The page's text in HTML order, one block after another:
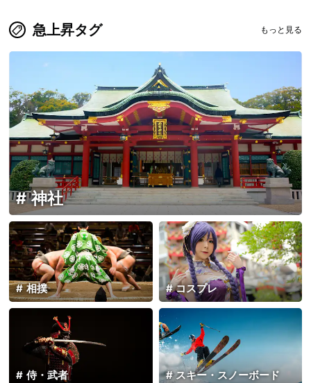
急上昇タグ もっと見る
神社
相撲 コスプレ
侍・武者 スキー・スノーボード